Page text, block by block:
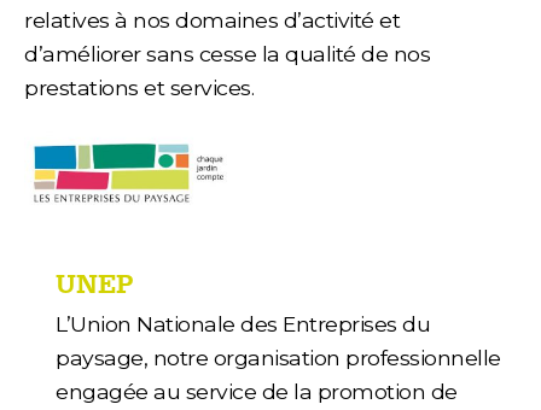
relatives à nos domaines d’activité et
d’améliorer sans cesse la qualité de nos
prestations et services.
UNEP
L’Union Nationale des Entreprises du
paysage, notre organisation professionnelle
engagée au service de la promotion de